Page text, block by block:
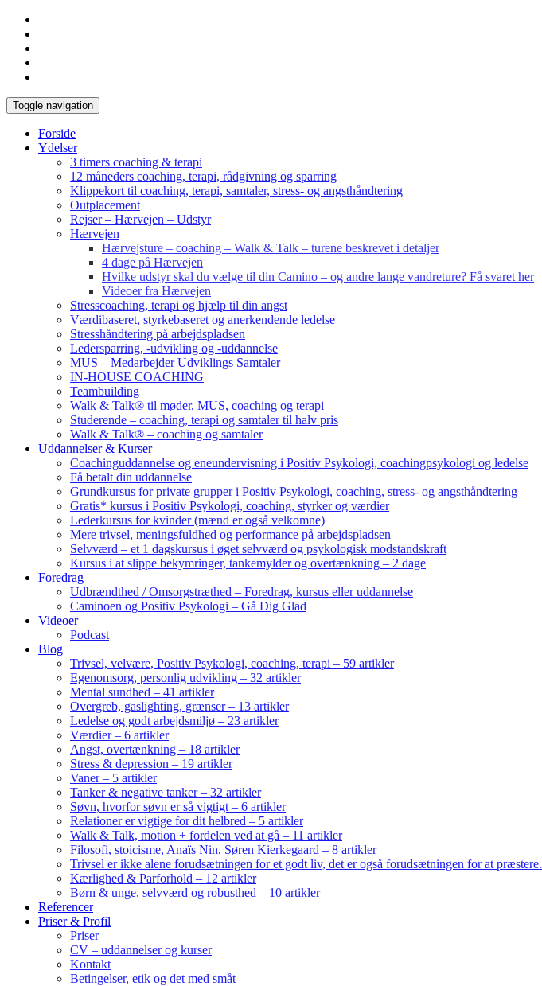
Toggle navigation
Forside
Ydelser
3 timers coaching & terapi
12 måneders coaching, terapi, rådgivning og sparring
Klippekort til coaching, terapi, samtaler, stress- og angsthåndtering
Outplacement
Rejser – Hærvejen – Udstyr
Hærvejen
Hærvejsture – coaching – Walk & Talk – turene beskrevet i detaljer
4 dage på Hærvejen
Hvilke udstyr skal du vælge til din Camino – og andre lange vandreture? Få svaret her
Videoer fra Hærvejen
Stresscoaching, terapi og hjælp til din angst
Værdibaseret, styrkebaseret og anerkendende ledelse
Stresshåndtering på arbejdspladsen
Ledersparring, -udvikling og -uddannelse
MUS – Medarbejder Udviklings Samtaler
IN-HOUSE COACHING
Teambuilding
Walk & Talk® til møder, MUS, coaching og terapi
Studerende – coaching, terapi og samtaler til halv pris
Walk & Talk® – coaching og samtaler
Uddannelser & Kurser
Coachinguddannelse og eneundervisning i Positiv Psykologi, coachingpsykologi og ledelse
Få betalt din uddannelse
Grundkursus for private grupper i Positiv Psykologi, coaching, stress- og angsthåndtering
Gratis* kursus i Positiv Psykologi, coaching, styrker og værdier
Lederkursus for kvinder (mænd er også velkomne)
Mere trivsel, meningsfuldhed og performance på arbejdspladsen
Selvværd – et 1 dagskursus i øget selvværd og psykologisk modstandskraft
Kursus i at slippe bekymringer, tankemylder og overtænkning – 2 dage
Foredrag
Udbrændthed / Omsorgstræthed – Foredrag, kursus eller uddannelse
Caminoen og Positiv Psykologi – Gå Dig Glad
Videoer
Podcast
Blog
Trivsel, velvære, Positiv Psykologi, coaching, terapi – 59 artikler
Egenomsorg, personlig udvikling – 32 artikler
Mental sundhed – 41 artikler
Overgreb, gaslighting, grænser – 13 artikler
Ledelse og godt arbejdsmiljø – 23 artikler
Værdier – 6 artikler
Angst, overtænkning – 18 artikler
Stress & depression – 19 artikler
Vaner – 5 artikler
Tanker & negative tanker – 32 artikler
Søvn, hvorfor søvn er så vigtigt – 6 artikler
Relationer er vigtige for dit helbred – 5 artikler
Walk & Talk, motion + fordelen ved at gå – 11 artikler
Filosofi, stoicisme, Anaïs Nin, Søren Kierkegaard – 8 artikler
Trivsel er ikke alene forudsætningen for et godt liv, det er også forudsætningen for at præstere.
Kærlighed & Parforhold – 12 artikler
Børn & unge, selvværd og robusthed – 10 artikler
Referencer
Priser & Profil
Priser
CV – uddannelser og kurser
Kontakt
Betingelser, etik og det med småt